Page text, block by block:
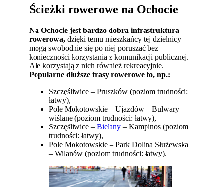
Ścieżki rowerowe na Ochocie
Na Ochocie jest bardzo dobra infrastruktura
rowerowa, dzięki temu mieszkańcy tej dzielnicy
mogą swobodnie się po niej poruszać bez
konieczności korzystania z komunikacji publicznej.
Ale korzystają z nich również rekreacyjnie.
Popularne dłuższe trasy rowerowe to, np.:
Szczęśliwice – Pruszków (poziom trudności:
łatwy),
Pole Mokotowskie – Ujazdów – Bulwary
wiślane (poziom trudności: łatwy),
Szczęśliwice –Bielany – Kampinos (poziom
trudności: łatwy),
Pole Mokotowskie – Park Dolina Służewska
– Wilanów (poziom trudności: łatwy).